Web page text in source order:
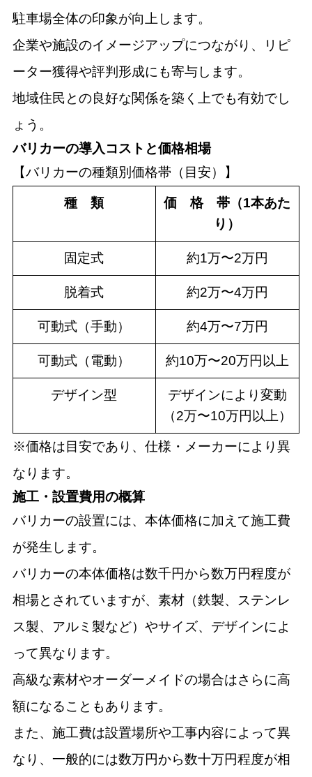
駐車場全体の印象が向上します。
企業や施設のイメージアップにつながり、リピ
ーター獲得や評判形成にも寄与します。
地域住民との良好な関係を築く上でも有効でし
ょう。
バリカーの導入コストと価格相場
【バリカーの種類別価格帯（目安）】
種 類
価 格 帯（1本あた
り）
固定式 約1万〜2万円
脱着式 約2万〜4万円
可動式（手動） 約4万〜7万円
可動式（電動） 約10万〜20万円以上
デザイン型
デザインにより変動
（2万〜10万円以上）
※価格は目安であり、仕様・メーカーにより異
なります。
施工・設置費用の概算
バリカーの設置には、本体価格に加えて施工費
が発生します。
バリカーの本体価格は数千円から数万円程度が
相場とされていますが、素材（鉄製、ステンレ
ス製、アルミ製など）やサイズ、デザインによ
って異なります。
高級な素材やオーダーメイドの場合はさらに高
額になることもあります。
また、施工費は設置場所や工事内容によって異
なり、一般的には数万円から数十万円程度が相